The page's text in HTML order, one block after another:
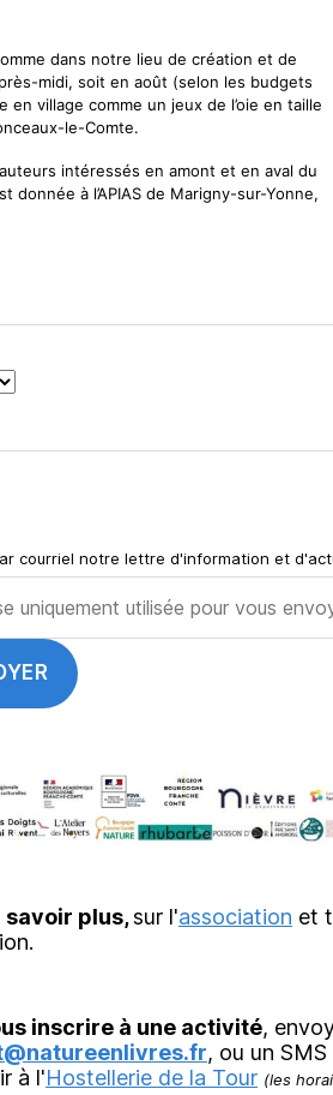
dans notre lieu de création et de
midi, soit en août (selon les budgets
village comme un jeux de l’oie en taille
le-Comte.
intéressés en amont et en aval du
donnée à l’APIAS de Marigny-sur-Yonne,
courriel notre lettre d'information et
savoir plus,sur l'association et
inscrire à une activité,
, ou un SMS
à l'Hostellerie de la Tour (les